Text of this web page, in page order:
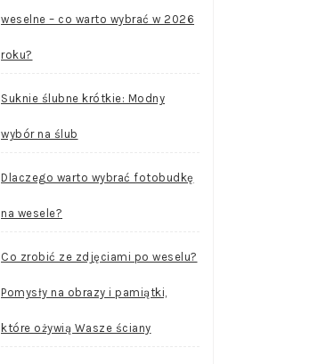
weselne – co warto wybrać w 2026
roku?
Suknie ślubne krótkie: Modny
wybór na ślub
Dlaczego warto wybrać fotobudkę
na wesele?
Co zrobić ze zdjęciami po weselu?
Pomysły na obrazy i pamiątki,
które ożywią Wasze ściany